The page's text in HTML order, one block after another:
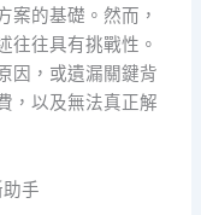
案的基礎。然而，
往往具有挑戰性。
因，或遺漏關鍵背
，以及無法真正解
手